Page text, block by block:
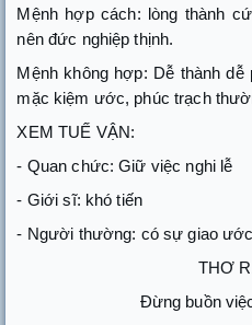
Mệnh hợp cách: lòng thành
nên đức nghiệp thịnh.
Mệnh không hợp: Dễ thành dễ
mặc kiệm ước, phúc trạch
XEM TUẾ VẬN:
- Quan chức: Giữ việc nghi lễ
- Giới sĩ: khó tiến
- Người thường: có sự giao
THƠ
Đừng buồn